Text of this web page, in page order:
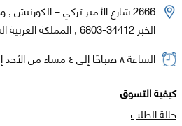
2666 شارع الأمير تركي – الكورنيش , وحدة رقم 102
الخبر 34412-6803 , المملكة العربية السعودية
الساعة ٨ صباحًا إلى ٤ مساء من الأحد إلى الخميس
كيفية التسوق
حالة الطلب